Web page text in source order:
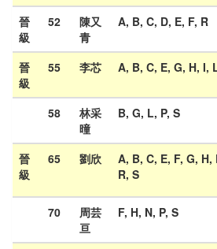
晉
級
52
陳又
青
A, B, C, D, E, F, R
晉
級
55 李芯 A, B, C, E, G, H, I,
58
林采
曈
B, G, L, P, S
晉
級
65 劉欣
A, B, C, E, F, G, H,
R, S
70
周芸
亘
F, H, N, P, S